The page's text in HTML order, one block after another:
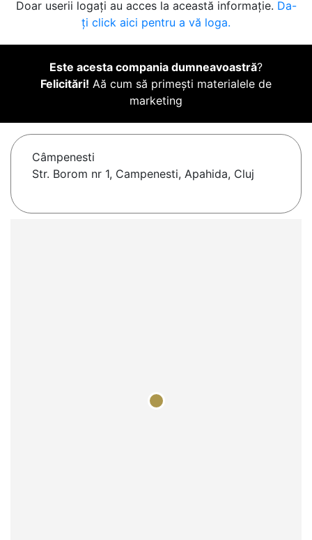
Doar userii logați au acces la această informație. Da-
ți click aici pentru a vă loga.
Este acesta compania dumneavoastră?
Felicitări! Aă cum să primești materialele de
marketing
Câmpenesti
Str. Borom nr 1, Campenesti, Apahida, Cluj